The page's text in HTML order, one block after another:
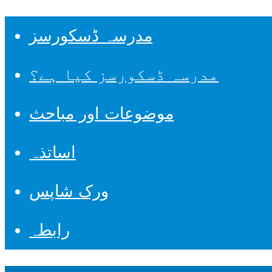
مدرسہ ڈسکورسز
مدرسہ ڈسکورسز کیا ہے؟
موضوعات اور مباحث
اساتذہ
ورک شاپس
رابطہ